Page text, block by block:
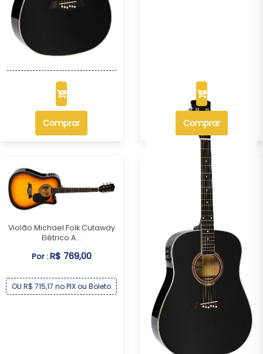
Violão Michael Folk Cutaway
Comprar Comprar
Violão Michael Folk Cutaway
Elétrico A...
Por :R$ 769,00
OU R$ 715,17 no PIX ou Boleto
Violão Michael Folk Elétrico